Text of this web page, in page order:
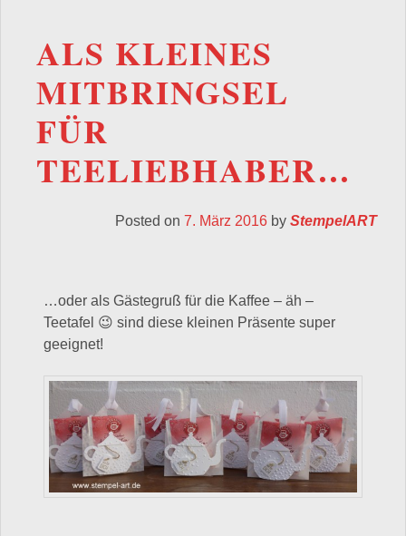
ALS KLEINES
MITBRINGSEL
FÜR
TEELIEBHABER…
Posted on 7. März 2016 by StempelART
…oder als Gästegruß für die Kaffee – äh –
Teetafel 😉 sind diese kleinen Präsente super
geeignet!